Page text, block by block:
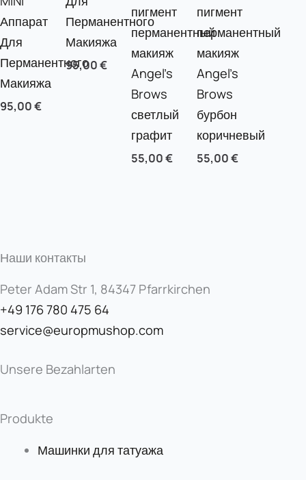
Аппарат
Для
Перманентного
Макияжа
95,00€
Перманентного
Макияжа
95,00€
пигмент
перманентный
макияж
Angel’s
Brows
светлый
графит
55,00€
пигмент
перманентный
макияж
Angel’s
Brows
бурбон
коричневый
55,00€
Наши контакты
Peter Adam Str 1, 84347 Pfarrkirchen
+49 176 780 475 64
service@europmushop.com
Unsere Bezahlarten
Produkte
Машинки для татуажа